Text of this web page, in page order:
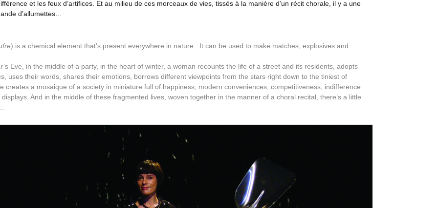
et les feux d’artifices. Et au milieu de ces morceaux de vies, tissés à la manière d’un récit chorale, il y a une
d’allumettes…
) is a chemical element that’s present everywhere in nature. It can be used to make matches, explosives and
Eve, in the middle of a party, in the heart of winter, a woman recounts the life of a street and its residents, adopts
uses their words, shares their emotions, borrows different viewpoints from the stars right down to the tiniest of
creates a mosaique of a society in miniature full of happiness, modern conveniences, competitiveness, indifference
And in the middle of these fragmented lives, woven together in the manner of a choral recital, there’s a little